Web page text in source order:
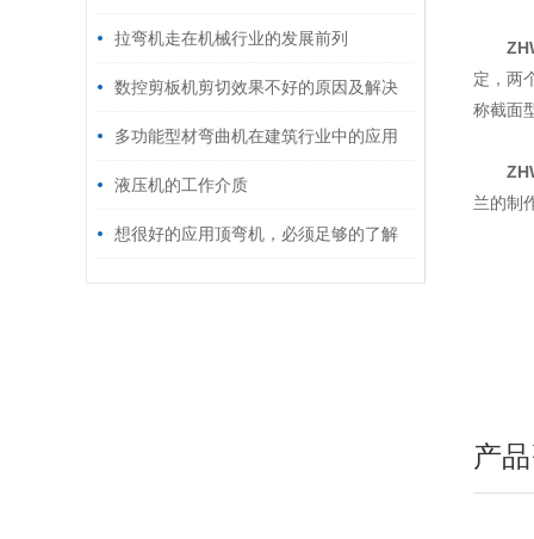
拉弯机走在机械行业的发展前列
数控剪板机剪切效果不好的原因及解决
办法多功能型材弯曲机在建筑行业中的应用
液压机的工作介质
想很好的应用顶弯机，必须足够的了解
定，两
称截面
兰的制
产